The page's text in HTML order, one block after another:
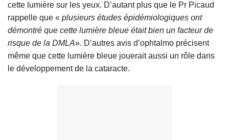
cette lumière sur les yeux. D’autant plus que le Pr Picaud
rappelle que « plusieurs études épidémiologiques ont
démontré que cette lumière bleue était bien un facteur de
risque de la DMLA». D’autres avis d’ophtalmo précisent
même que cette lumière bleue jouerait aussi un rôle dans
le développement de la cataracte.